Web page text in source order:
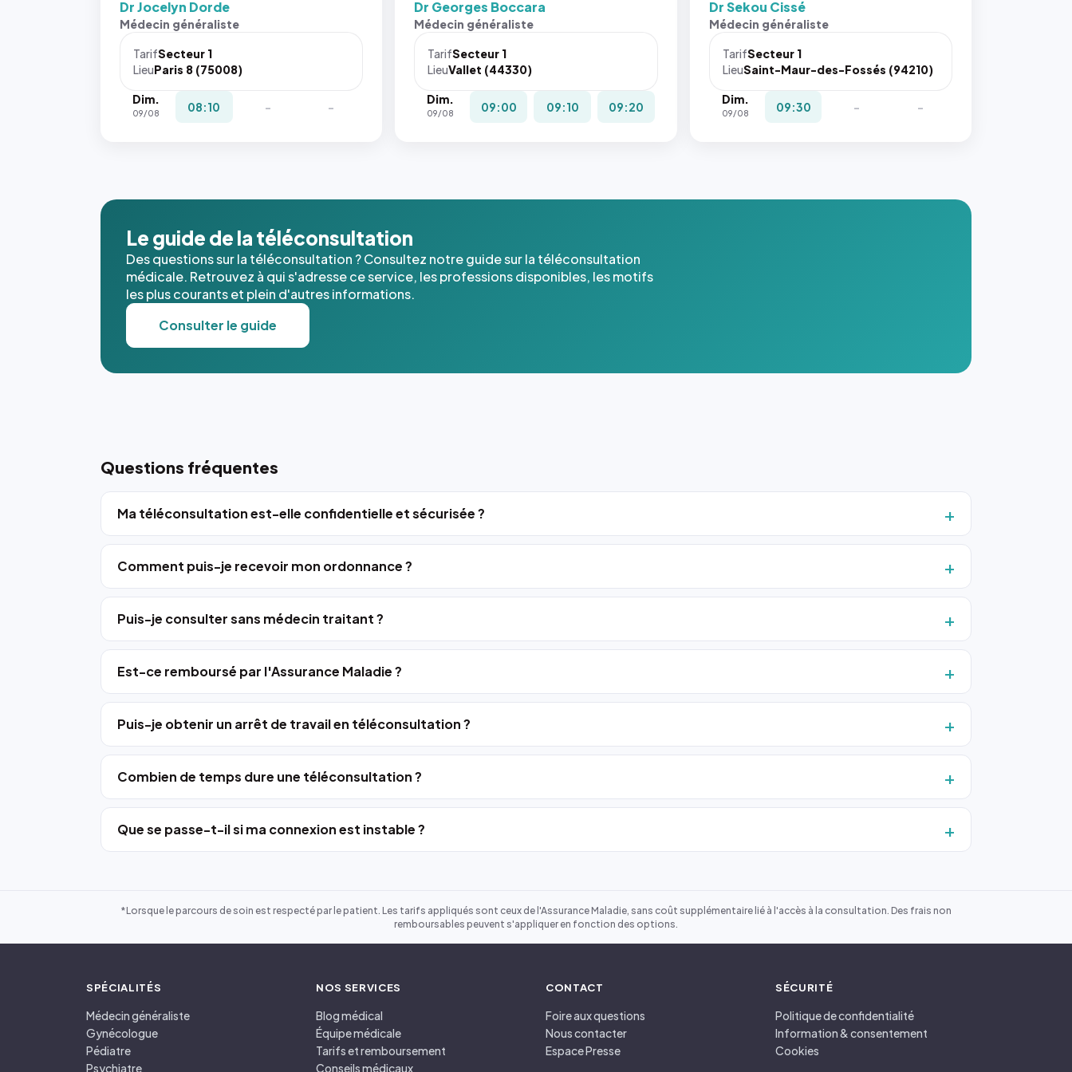
Sans ces
navigateur
pas la
place, et
l'annuaire
dans ce
cas. #}
Dr Jocelyn Dorde
Médecin généraliste
TarifSecteur 1
LieuParis 8 (75008)
Dim.
09/08 08:10 - -
Sans ces
navigateur
pas la
place, et
cas. #}
Dr Georges Boccara
Médecin généraliste
TarifSecteur 1
LieuVallet (44330)
Dim.
09/08 09:00 09:10 09:20
Sans ces
navigateur
pas la
place, et
Dr Sekou Cissé
Médecin généraliste
TarifSecteur 1
LieuSaint-Maur-des-Fossés (94210)
Dim.
09/08 09:30 - -
Le guide de la téléconsultation
Des questions sur la téléconsultation ? Consultez notre guide sur la téléconsultation
médicale. Retrouvez à qui s'adresse ce service, les professions disponibles, les motifs
les plus courants et plein d'autres informations.
Consulter le guide
Questions fréquentes
Ma téléconsultation est-elle confidentielle et sécurisée ?
Comment puis-je recevoir mon ordonnance ?
Puis-je consulter sans médecin traitant ?
Est-ce remboursé par l'Assurance Maladie ?
Puis-je obtenir un arrêt de travail en téléconsultation ?
Combien de temps dure une téléconsultation ?
Que se passe-t-il si ma connexion est instable ?
*Lorsque le parcours de soin est respecté par le patient. Les tarifs appliqués sont ceux de l'Assurance Maladie, sans coût supplémentaire lié à l'accès à la consultation. Des frais non
remboursables peuvent s'appliquer en fonction des options.
SPÉCIALITÉS
Médecin généraliste
Gynécologue
Pédiatre
Psychiatre
NOS SERVICES
Blog médical
Équipe médicale
Tarifs et remboursement
Conseils médicaux
CONTACT
Foire aux questions
Nous contacter
Espace Presse
SÉCURITÉ
Politique de confidentialité
Information & consentement
Cookies